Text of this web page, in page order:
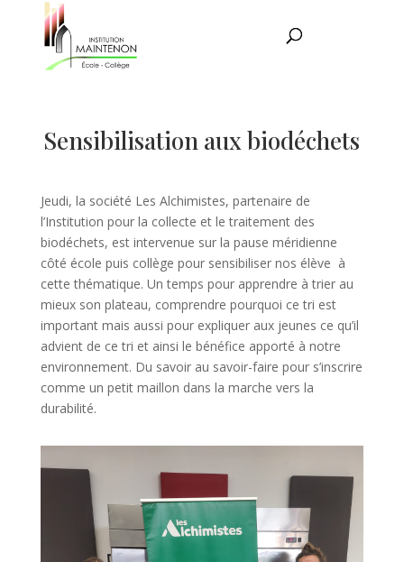
Sensibilisation aux biodéchets
Jeudi, la société Les Alchimistes, partenaire de
l’Institution pour la collecte et le traitement des
biodéchets, est intervenue sur la pause méridienne
côté école puis collège pour sensibiliser nos élève à
cette thématique. Un temps pour apprendre à trier au
mieux son plateau, comprendre pourquoi ce tri est
important mais aussi pour expliquer aux jeunes ce qu’il
advient de ce tri et ainsi le bénéfice apporté à notre
environnement. Du savoir au savoir-faire pour s’inscrire
comme un petit maillon dans la marche vers la
durabilité.